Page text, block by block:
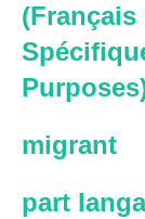
migrant
part